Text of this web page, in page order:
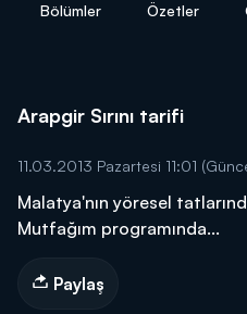
Bölümler Özetler
Arapgir Sırını tarifi
11.03.2013 Pazartesi 11:01
Malatya'nın yöresel
Mutfağım programında...
Paylaş